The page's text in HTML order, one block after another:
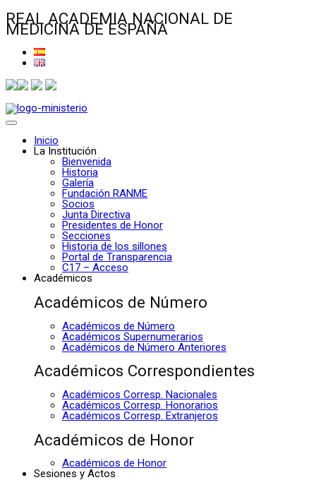
REAL ACADEMIA NACIONAL DE
MEDICINA DE ESPAÑA
Inicio
La Institución
Bienvenida
Historia
Galería
Fundación RANME
Socios
Junta Directiva
Presidentes de Honor
Secciones
Historia de los sillones
Portal de Transparencia
C17 – Acceso
Académicos
Académicos de Número
Académicos de Número
Académicos Supernumerarios
Académicos de Número Anteriores
Académicos Correspondientes
Académicos Corresp. Nacionales
Académicos Corresp. Honorarios
Académicos Corresp. Extranjeros
Académicos de Honor
Académicos de Honor
Sesiones y Actos